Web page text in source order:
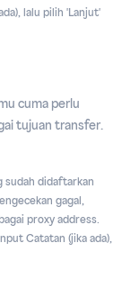
lalu pilih 'Lanjut'
cuma perlu
tujuan transfer.
sudah didaftarkan
gagal,
proxy address.
Catatan (jika ada),